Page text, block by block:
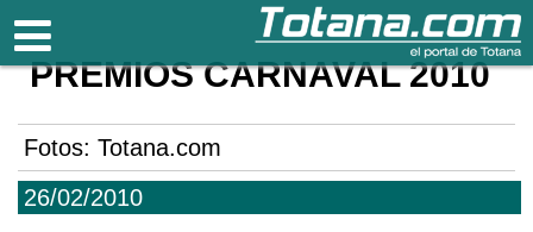
Totana.com
26/02/2010
PREMIOS CARNAVAL 2010
Fotos: Totana.com